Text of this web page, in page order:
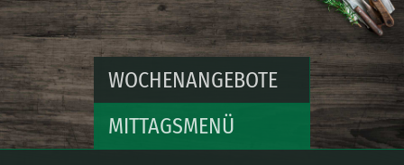
WOCHENANGEBOTE
MITTAGSMENÜ